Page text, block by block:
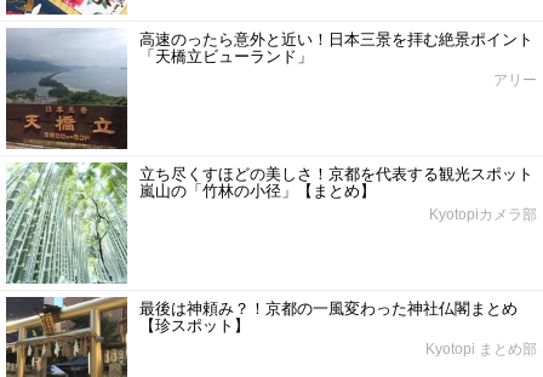
高速のったら意外と近い！日本三景を拝む絶景ポイント
「天橋立ビューランド」
アリー
立ち尽くすほどの美しさ！京都を代表する観光スポット
嵐山の「竹林の小径」【まとめ】
Kyotopiカメラ部
最後は神頼み？！京都の一風変わった神社仏閣まとめ
【珍スポット】
Kyotopi まとめ部